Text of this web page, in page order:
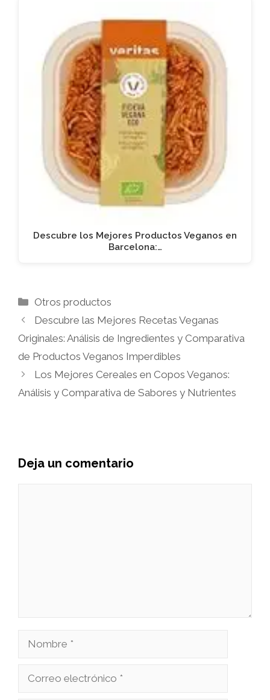
Descubre los Mejores Productos Veganos en
Barcelona:…
Categorías
Otros productos
Descubre las Mejores Recetas Veganas
Originales: Análisis de Ingredientes y Comparativa
de Productos Veganos Imperdibles
Los Mejores Cereales en Copos Veganos:
Análisis y Comparativa de Sabores y Nutrientes
Deja un comentario
Nombre
Correo